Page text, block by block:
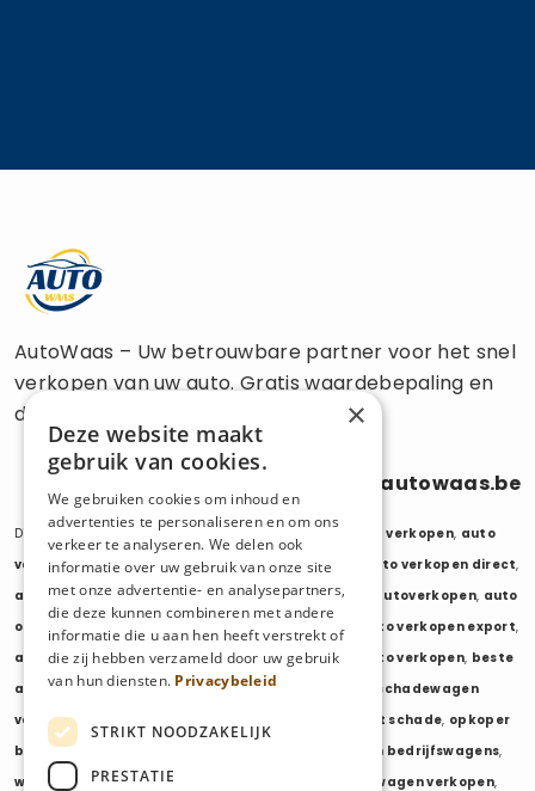
AutoWaas – Uw betrouwbare partner voor het snel
verkopen van uw auto. Gratis waardebepaling en
directe uitbetaling.
info@autowaas.be
Diensten: auto verkopen auto export verkopen, auto
verkopen export,auto verkopen zonder keuring auto verkopen direct,
auto tweedehands verkopen,mijn auto verkopen autoverkopen, auto
opkopers
opkoper auto , export auto verkopen auto verkopen export,
auto opkoper export,opkopen van auto's,oude auto verkopen, beste
auto opkoper,wij kopen auto's,wij kopen uw auto
schadewagen
verkopen
opkoper auto met schade, opkoper
bedrijfswagens
verkopen bedrijfswagens,
wagenpark verkopen, bestelwagen verkopen,
×
Deze website maakt
gebruik van cookies.
We gebruiken cookies om inhoud en
advertenties te personaliseren en om ons
verkeer te analyseren. We delen ook
informatie over uw gebruik van onze site
met onze advertentie- en analysepartners,
die deze kunnen combineren met andere
informatie die u aan hen heeft verstrekt of
die zij hebben verzameld door uw gebruik
van hun diensten. Privacybeleid
STRIKT NOODZAKELIJK
PRESTATIE